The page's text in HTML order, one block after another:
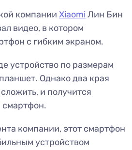
компании Xiaomi Лин Бин
видео, в котором
с гибким экраном.
устройство по размерам
Однако два края
и получится
смартфон.
компании, этот смартфон
устройством